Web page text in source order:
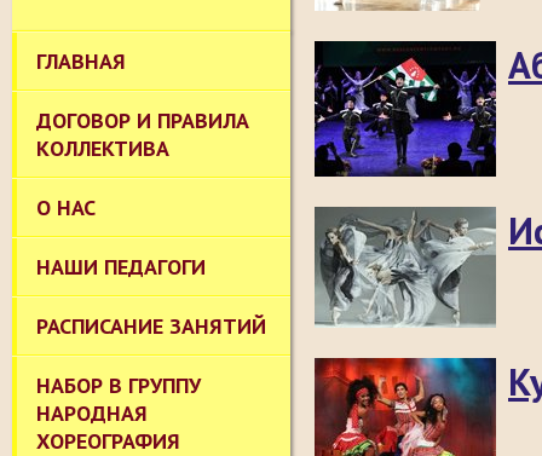
ГЛАВНАЯ
ДОГОВОР И ПРАВИЛА
КОЛЛЕКТИВА
О НАС
НАШИ ПЕДАГОГИ
РАСПИСАНИЕ ЗАНЯТИЙ
НАБОР В ГРУППУ
НАРОДНАЯ
ХОРЕОГРАФИЯ